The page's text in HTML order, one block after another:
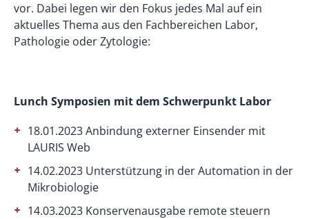
vor. Dabei legen wir den Fokus jedes Mal auf ein
aktuelles Thema aus den Fachbereichen Labor,
Pathologie oder Zytologie:
Lunch Symposien mit dem Schwerpunkt Labor
18.01.2023 Anbindung externer Einsender mit
LAURIS Web
14.02.2023 Unterstützung in der Automation in der
Mikrobiologie
14.03.2023 Konservenausgabe remote steuern